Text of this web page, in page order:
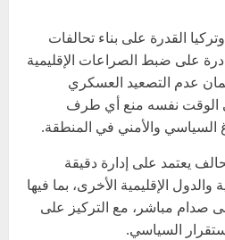
وتركيا القدرة على بناء تحالفات
على ضبط الصراعات الإقليمية
عدم التصعيد العسكري
الوقت نفسه منع أي طرف
السياسي والأمني في المنطقة.
يعتمد على إدارة دقيقة
الإقليمية الأخرى، بما فيها
صدام مباشر، مع التركيز على
السياسي.